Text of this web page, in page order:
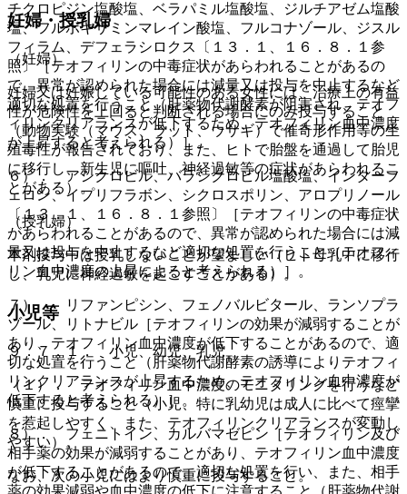
妊婦・授乳婦
（妊婦）
妊婦又は妊娠している可能性のある女性には、治療上の有益
性が危険性を上回ると判断される場合にのみ投与すること
（動物実験（マウス、ラット、ウサギ）で催奇形作用等の生
殖毒性が報告されており、また、ヒトで胎盤を通過して胎児
に移行し、新生児に嘔吐、神経過敏等の症状があらわれるこ
とがある）。
（授乳婦）
本剤投与中は授乳しないことが望ましい（ヒト母乳中に移行
し、乳児に神経過敏を起こすことがある）。
小児等
９．７．１． 小児、幼児、乳児
（１）． テオフィリン血中濃度のモニタリングを行うなど
慎重に投与すること（小児、特に乳幼児は成人に比べて痙攣
を惹起しやすく、また、テオフィリンクリアランスが変動し
やすい）。
なお、次の小児にはより慎重に投与すること。
チクロピジン塩酸塩、ベラパミル塩酸塩、ジルチアゼム塩酸
塩、フルボキサミンマレイン酸塩、フルコナゾール、ジスル
フィラム、デフェラシロクス〔１３．１、１６．８．１参
照〕［テオフィリンの中毒症状があらわれることがあるの
で、異常が認められた場合には減量又は投与を中止するなど
適切な処置を行うこと（肝薬物代謝酵素が阻害され、テオフ
ィリンクリアランスが低下するため、テオフィリン血中濃度
が上昇すると考えられる）］。
６）． アシクロビル、バラシクロビル塩酸塩、インターフ
ェロン、イプリフラボン、シクロスポリン、アロプリノール
〔１３．１、１６．８．１参照〕［テオフィリンの中毒症状
があらわれることがあるので、異常が認められた場合には減
量又は投与を中止するなど適切な処置を行うこと（テオフィ
リン血中濃度の上昇によると考えられる）］。
７）． リファンピシン、フェノバルビタール、ランソプラ
ゾール、リトナビル［テオフィリンの効果が減弱することが
あり、テオフィリン血中濃度が低下することがあるので、適
切な処置を行うこと（肝薬物代謝酵素の誘導によりテオフィ
リンクリアランスが上昇するため、テオフィリン血中濃度が
低下すると考えられる）］。
８）． フェニトイン、カルバマゼピン［テオフィリン及び
相手薬の効果が減弱することがあり、テオフィリン血中濃度
が低下することがあるので、適切な処置を行い、また、相手